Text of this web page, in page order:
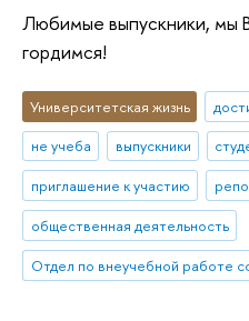
Любимые выпускники, мы
гордимся!
Университетская жизнь
не учеба
выпускники
приглашение к участию
общественная деятельность